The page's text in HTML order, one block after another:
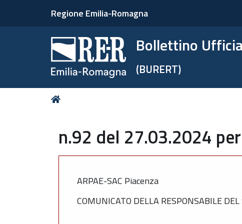
Regione Emilia-Romagna
Bollettino
(BURERT)
Tu
n.92 del 27.03.2024
ARPAE-SAC Piacenza
COMUNICATO DELLA RESPONSABILE